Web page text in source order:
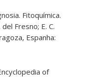
Fitoquímica.
Fresno; E. C.
Espanha:
of